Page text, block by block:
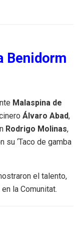
Benidorm
Malaspina de
Álvaro Abad,
Rodrigo Molinas,
su ‘Taco de gamba
el talento,
la Comunitat.